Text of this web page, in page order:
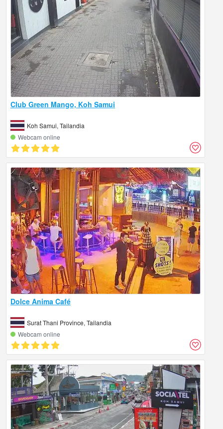
Club Green Mango, Koh Samui
Koh Samui, Tailandia
Webcam online
Dolce Anima Café
Surat Thani Province, Tailandia
Webcam online